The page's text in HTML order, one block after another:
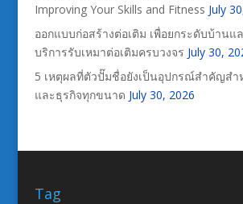
Improving Your Skills and Fitness July
ออกแบบก่อสร้างต่อเติม เพื่อยกระดับบ้านแ
บริการรับเหมาต่อเติมครบวงจร July 30,
5 เหตุผลที่ตัวปั๊มชื่อยังเป็นอุปกรณ์สำคัญสำ
และธุรกิจทุกขนาด July 30, 2026
Tag